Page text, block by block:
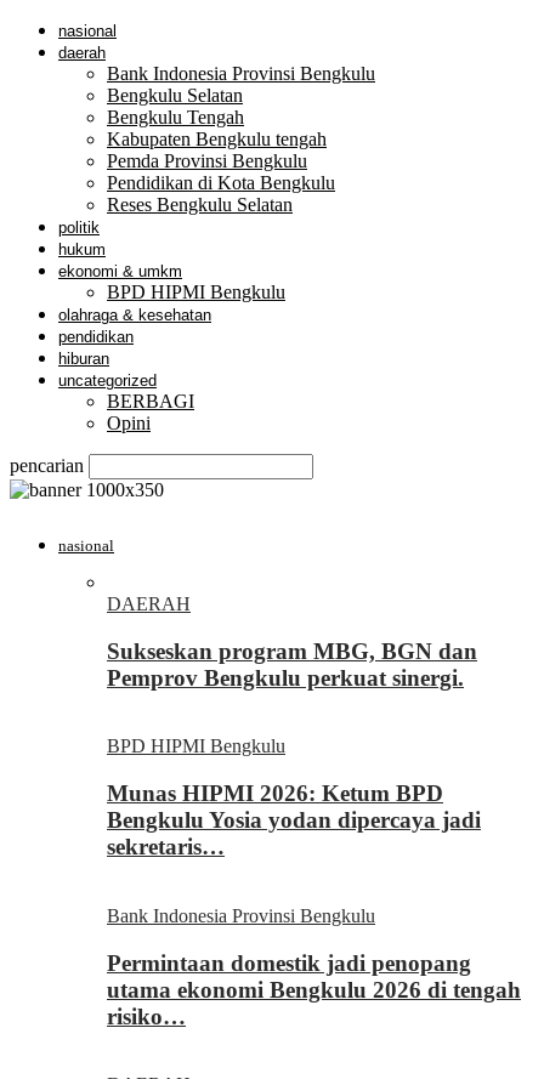
nasional
daerah
Bank Indonesia Provinsi Bengkulu
Bengkulu Selatan
Bengkulu Tengah
Kabupaten Bengkulu tengah
Pemda Provinsi Bengkulu
Pendidikan di Kota Bengkulu
Reses Bengkulu Selatan
politik
hukum
ekonomi & umkm
BPD HIPMI Bengkulu
olahraga & kesehatan
pendidikan
hiburan
uncategorized
BERBAGI
Opini
pencarian
nasional
DAERAH
Sukseskan program MBG, BGN dan
Pemprov Bengkulu perkuat sinergi.
BPD HIPMI Bengkulu
Munas HIPMI 2026: Ketum BPD
Bengkulu Yosia yodan dipercaya jadi
sekretaris…
Bank Indonesia Provinsi Bengkulu
Permintaan domestik jadi penopang
utama ekonomi Bengkulu 2026 di tengah
risiko…